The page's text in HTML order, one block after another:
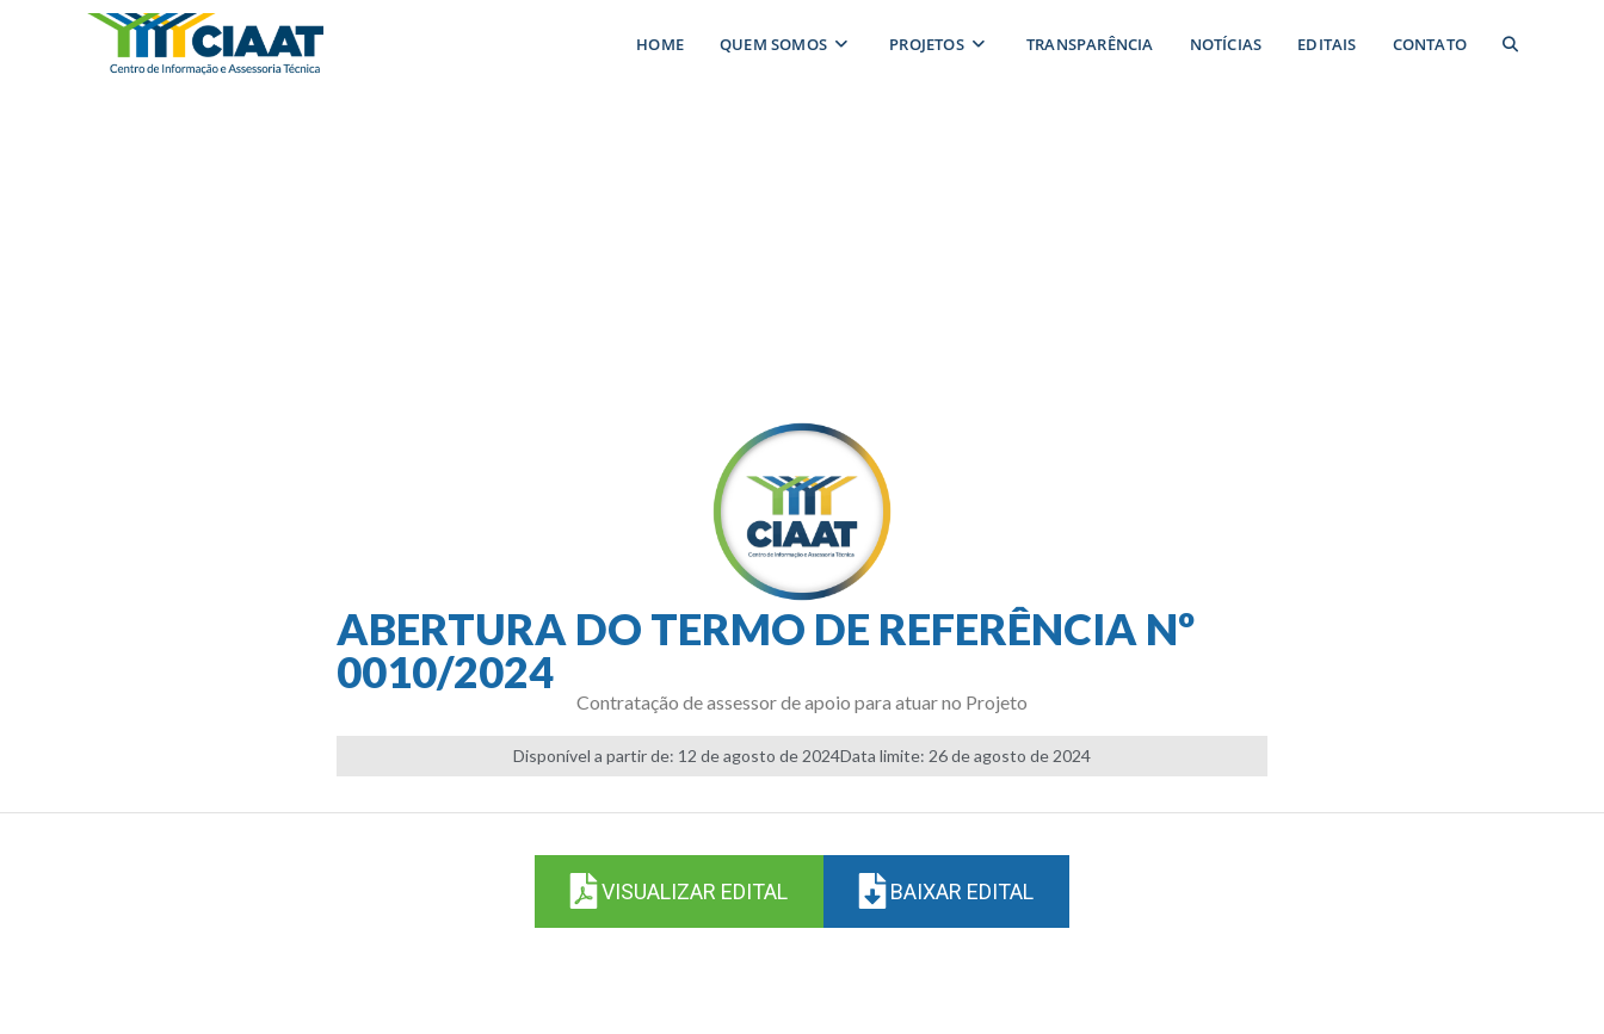
HOME QUEM SOMOS PROJETOS TRANSPARÊNCIA NOTÍCIAS EDITAIS CONTATO
ABERTURA DO TERMO DE REFERÊNCIA Nº
0010/2024
Contratação de assessor de apoio para atuar no Projeto
Disponível a partir de: 12 de agosto de 2024Data limite: 26 de agosto de 2024
VISUALIZAR EDITAL BAIXAR EDITAL